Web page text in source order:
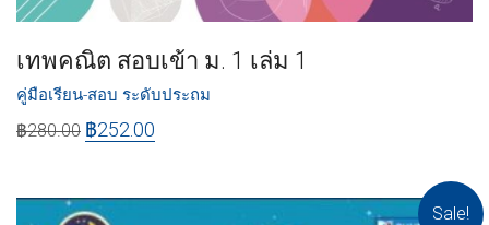
เทพคณิต สอบเข้า ม. 1 เล่ม 1
คู่มือเรียน-สอบ ระดับประถม
฿280.00 ฿252.00
Sale!